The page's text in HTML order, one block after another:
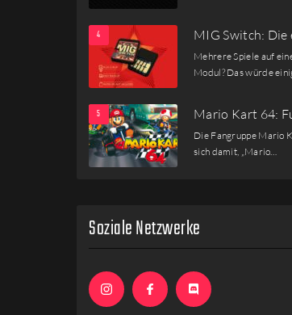
MIG Switch: Die
Mehrere Spiele auf
Modul? Das würde
Mario Kart 64:
Die Fangruppe Mario
sich damit, „Mario…
Soziale Netzwerke